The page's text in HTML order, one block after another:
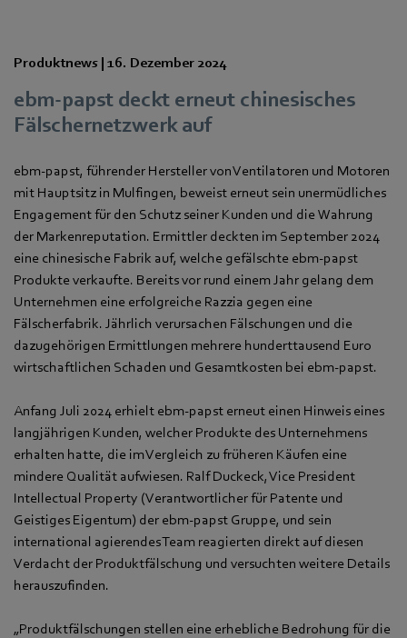
Produktnews | 16. Dezember 2024
ebm‑papst deckt erneut chinesisches
Fälschernetzwerk auf
ebm‑papst, führender Hersteller von Ventilatoren und Motoren
mit Hauptsitz in Mulfingen, beweist erneut sein unermüdliches
Engagement für den Schutz seiner Kunden und die Wahrung
der Markenreputation. Ermittler deckten im September 2024
eine chinesische Fabrik auf, welche gefälschte ebm‑papst
Produkte verkaufte. Bereits vor rund einem Jahr gelang dem
Unternehmen eine erfolgreiche Razzia gegen eine
Fälscherfabrik. Jährlich verursachen Fälschungen und die
dazugehörigen Ermittlungen mehrere hunderttausend Euro
wirtschaftlichen Schaden und Gesamtkosten bei ebm‑papst.
Anfang Juli 2024 erhielt ebm‑papst erneut einen Hinweis eines
langjährigen Kunden, welcher Produkte des Unternehmens
erhalten hatte, die im Vergleich zu früheren Käufen eine
mindere Qualität aufwiesen. Ralf Duckeck, Vice President
Intellectual Property (Verantwortlicher für Patente und
Geistiges Eigentum) der ebm‑papst Gruppe, und sein
international agierendes Team reagierten direkt auf diesen
Verdacht der Produktfälschung und versuchten weitere Details
herauszufinden.
„Produktfälschungen stellen eine erhebliche Bedrohung für die